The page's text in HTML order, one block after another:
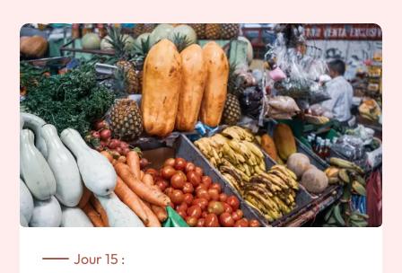
locaux et les boissons, que nous dégusterons lors d’un
délicieux déjeuner typique.
Durée: 04h00 environ
Nuit à l’hôtel
Jour 15 :